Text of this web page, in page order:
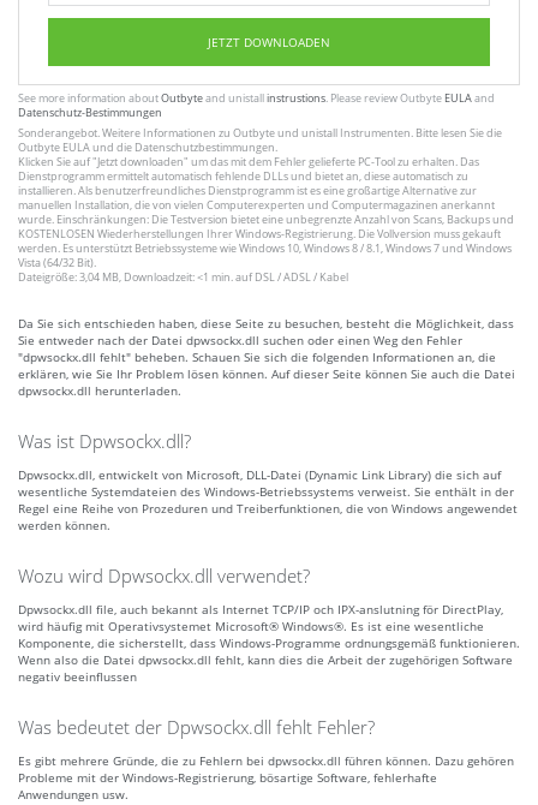
JETZT DOWNLOADEN
See more information aboutOutbyteand unistallinstrustions. Please review Outbyte EULAand
Datenschutz-Bestimmungen
Sonderangebot. Weitere Informationen zu Outbyteund unistall Instrumenten. Bitte lesen Sie die
Outbyte EULAund die Datenschutzbestimmungen.
Klicken Sie auf"Jetzt downloaden" um das mit dem Fehler gelieferte PC-Tool zu erhalten. Das
Dienstprogramm ermittelt automatisch fehlende DLLs und bietet an, diese automatisch zu
installieren. Als benutzerfreundliches Dienstprogramm ist es eine großartige Alternative zur
manuellen Installation, die von vielen Computerexperten und Computermagazinen anerkannt
wurde. Einschränkungen: Die Testversion bietet eine unbegrenzte Anzahl von Scans, Backups und
KOSTENLOSEN Wiederherstellungen Ihrer Windows-Registrierung. Die Vollversion muss gekauft
werden. Es unterstützt Betriebssysteme wie Windows 10, Windows 8 / 8.1, Windows 7 und Windows
Vista (64/32 Bit).
Dateigröße: 3,04 MB, Downloadzeit: <1 min. auf DSL / ADSL / Kabel
Da Sie sich entschieden haben, diese Seite zu besuchen, besteht die Möglichkeit, dass
Sie entweder nach der Datei dpwsockx.dll suchen oder einen Weg den Fehler
"dpwsockx.dll fehlt" beheben. Schauen Sie sich die folgenden Informationen an, die
erklären, wie Sie Ihr Problem lösen können. Auf dieser Seite können Sie auch die Datei
dpwsockx.dll herunterladen.
Was ist Dpwsockx.dll?
Dpwsockx.dll, entwickelt von Microsoft, DLL-Datei (Dynamic Link Library) die sich auf
wesentliche Systemdateien des Windows-Betriebssystems verweist. Sie enthält in der
Regel eine Reihe von Prozeduren und Treiberfunktionen, die von Windows angewendet
werden können.
Wozu wird Dpwsockx.dll verwendet?
Dpwsockx.dll file, auch bekannt als Internet TCP/IP och IPX-anslutning för DirectPlay,
wird häufig mit Operativsystemet Microsoft® Windows®. Es ist eine wesentliche
Komponente, die sicherstellt, dass Windows-Programme ordnungsgemäß funktionieren.
Wenn also die Datei dpwsockx.dll fehlt, kann dies die Arbeit der zugehörigen Software
negativ beeinflussen
Was bedeutet der Dpwsockx.dll fehlt Fehler?
Es gibt mehrere Gründe, die zu Fehlern bei dpwsockx.dll führen können. Dazu gehören
Probleme mit der Windows-Registrierung, bösartige Software, fehlerhafte
Anwendungen usw.